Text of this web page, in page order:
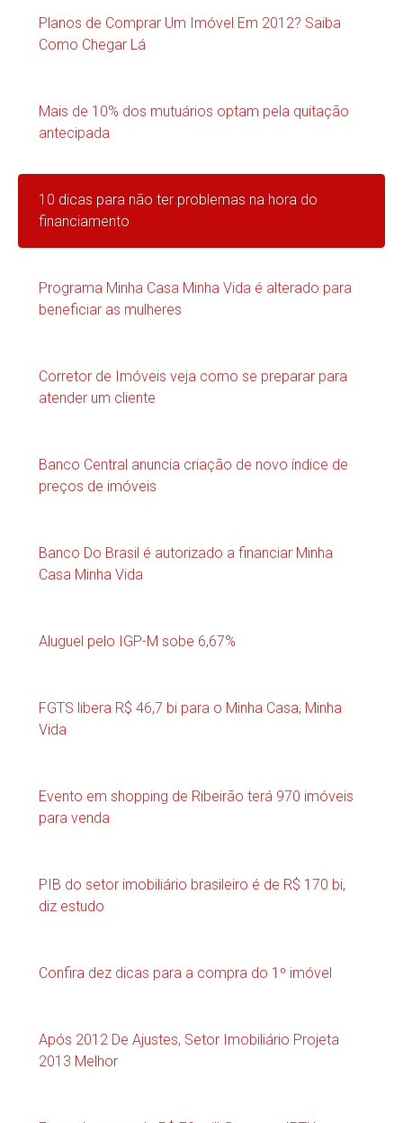
Planos de Comprar Um Imóvel Em 2012? Saiba
Como Chegar Lá
Mais de 10% dos mutuários optam pela quitação
antecipada
10 dicas para não ter problemas na hora do
financiamento
Programa Minha Casa Minha Vida é alterado para
beneficiar as mulheres
Corretor de Imóveis veja como se preparar para
atender um cliente
Banco Central anuncia criação de novo índice de
preços de imóveis
Banco Do Brasil é autorizado a financiar Minha
Casa Minha Vida
Aluguel pelo IGP-M sobe 6,67%
FGTS libera R$ 46,7 bi para o Minha Casa, Minha
Vida
Evento em shopping de Ribeirão terá 970 imóveis
para venda
PIB do setor imobiliário brasileiro é de R$ 170 bi,
diz estudo
Confira dez dicas para a compra do 1º imóvel
Após 2012 De Ajustes, Setor Imobiliário Projeta
2013 Melhor